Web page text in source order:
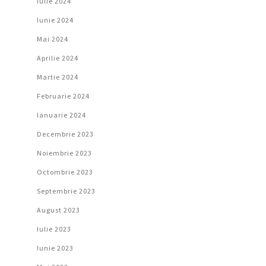
Iunie 2024
Mai 2024
Aprilie 2024
Martie 2024
Februarie 2024
Ianuarie 2024
Decembrie 2023
Noiembrie 2023
Octombrie 2023
Septembrie 2023
August 2023
Iulie 2023
Iunie 2023